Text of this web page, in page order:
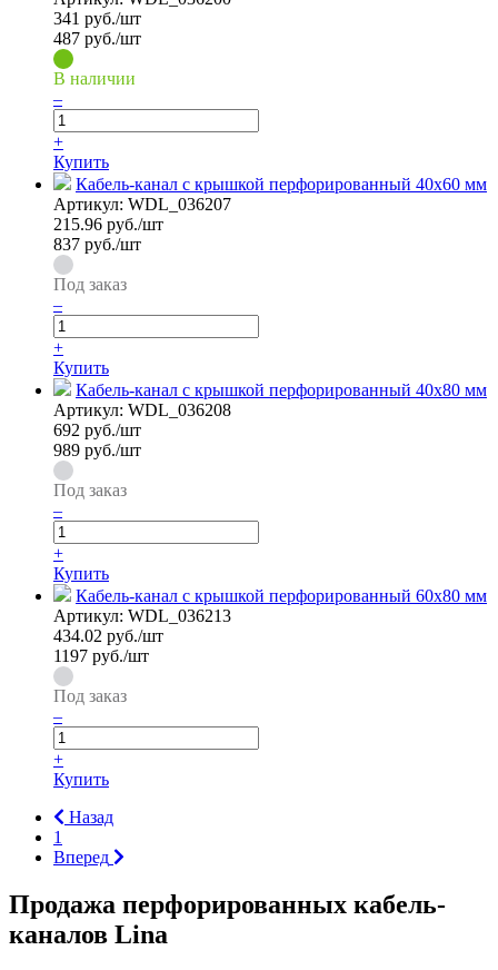
341 руб./шт
487 руб./шт
В наличии
–
+
Купить
Кабель-канал с крышкой перфорированный 40х60 мм
Артикул: WDL_036207
215.96 руб./шт
837 руб./шт
Под заказ
–
+
Купить
Кабель-канал с крышкой перфорированный 40х80 мм
Артикул: WDL_036208
692 руб./шт
989 руб./шт
Под заказ
–
+
Купить
Кабель-канал с крышкой перфорированный 60х80 мм
Артикул: WDL_036213
434.02 руб./шт
1197 руб./шт
Под заказ
–
+
Купить
Назад
1
Вперед
Продажа перфорированных кабель-
каналов Lina